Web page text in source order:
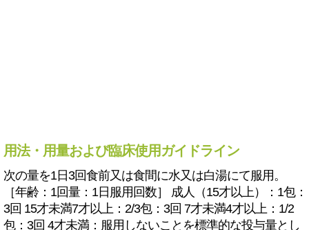
用法・用量および臨床使用ガイドライン
次の量を1日3回食前又は食間に水又は白湯にて服用。
［年齢：1回量：1日服用回数］ 成人（15才以上）：1包：
3回 15才未満7才以上：2/3包：3回 7才未満4才以上：1/2
包：3回 4才未満：服用しないことを標準的な投与量とし